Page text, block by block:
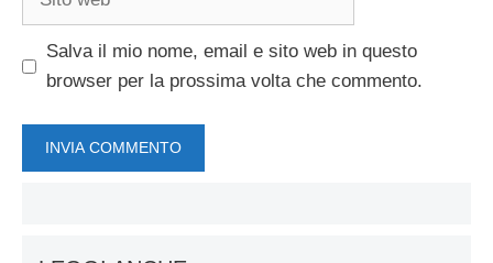
Salva il mio nome, email e sito web in questo
browser per la prossima volta che commento.